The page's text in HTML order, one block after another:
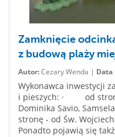
Zamknięcie
z budową plaży
Autor:Cezary Wenda |
Wykonawca inwestycji
i pieszych: · od
Dominika Savio,
stronę - od Św.
Ponadto pojawią się